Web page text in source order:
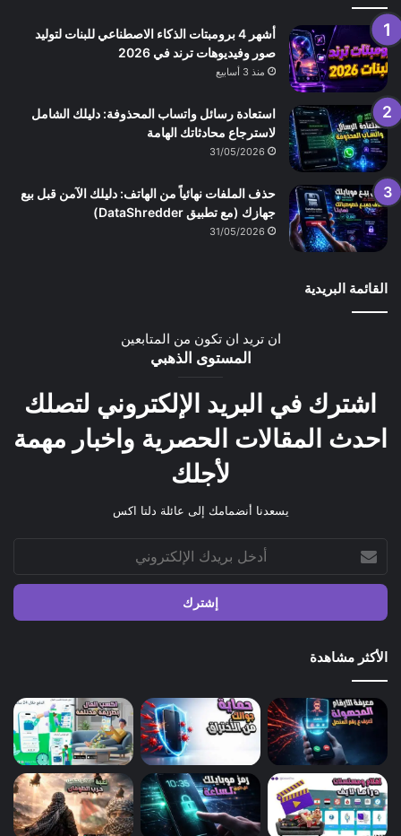
أشهر 4 برومبتات الذكاء الاصطناعي للبنات لتوليد
صور وفيديوهات ترند في 2026
منذ 3 أسابيع
استعادة رسائل واتساب المحذوفة: دليلك الشامل
لاسترجاع محادثاتك الهامة
31/05/2026
حذف الملفات نهائياً من الهاتف: دليلك الآمن قبل بيع
جهازك (مع تطبيق DataShredder)
31/05/2026
القائمة البريدية
ان تريد ان تكون من المتابعين
المستوى الذهبي
اشترك في البريد الإلكتروني لتصلك
احدث المقالات الحصرية واخبار مهمة
لأجلك
يسعدنا أنضمامك إلى عائلة دلتا اكس
بريدك
الإلكتروني
الأكثر مشاهدة